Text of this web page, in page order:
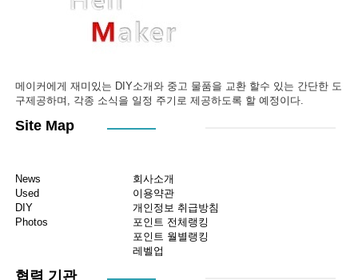
메이커에게 재미있는 DIY소개와 중고 물품을 교환 할수 있는 간단한 도
구제공하며, 각종 소식을 일정 주기로 제공하도록 할 예정이다.
Site Map
News
Used
DIY
Photos
회사소개
이용약관
개인정보 취급방침
포인트 전체랭킹
포인트 월별랭킹
레벨업
협력 기관